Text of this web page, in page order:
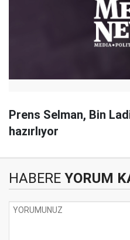
Prens Selman, Bin
hazırlıyor
HABERE YORUM